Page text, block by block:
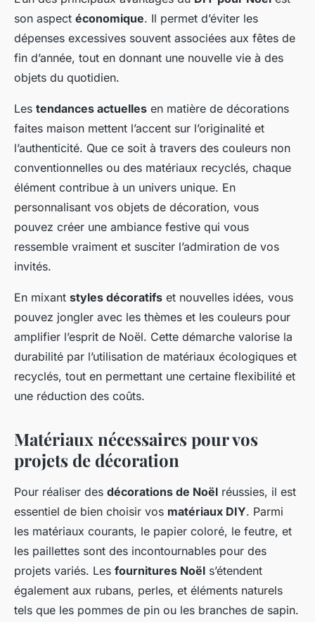
son aspect économique. Il permet d’éviter les
dépenses excessives souvent associées aux fêtes de
fin d’année, tout en donnant une nouvelle vie à des
objets du quotidien.
Les tendances actuelles en matière de décorations
faites maison mettent l’accent sur l’originalité et
l’authenticité. Que ce soit à travers des couleurs non
conventionnelles ou des matériaux recyclés, chaque
élément contribue à un univers unique. En
personnalisant vos objets de décoration, vous
pouvez créer une ambiance festive qui vous
ressemble vraiment et susciter l’admiration de vos
invités.
En mixant styles décoratifs et nouvelles idées, vous
pouvez jongler avec les thèmes et les couleurs pour
amplifier l’esprit de Noël. Cette démarche valorise la
durabilité par l’utilisation de matériaux écologiques et
recyclés, tout en permettant une certaine flexibilité et
une réduction des coûts.
Matériaux nécessaires pour vos
projets de décoration
Pour réaliser des décorations de Noël réussies, il est
essentiel de bien choisir vos matériaux DIY. Parmi
les matériaux courants, le papier coloré, le feutre, et
les paillettes sont des incontournables pour des
projets variés. Les fournitures Noël s’étendent
également aux rubans, perles, et éléments naturels
tels que les pommes de pin ou les branches de sapin.